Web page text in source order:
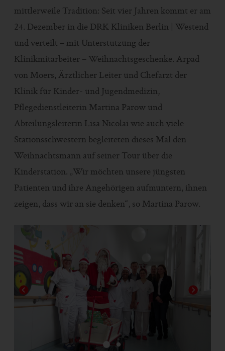
mittlerweile Tradition: Seit vier Jahren kommt er am
24. Dezember in die DRK Kliniken Berlin | Westend
und verteilt – mit Unterstützung der
Klinikmitarbeiter – Weihnachtsgeschenke. Arpad
von Moers, Ärztlicher Leiter und Chefarzt der
Klinik für Kinder- und Jugendmedizin,
Pflegedienstleiterin Martina Parow und
Abteilungsleiterin Lisa Nicolai wie auch viele
Stationsschwestern begleiteten dieses Mal den
Weihnachtsmann auf seiner Tour über die
Kinderstation. „Wir möchten unsere jüngsten
Patienten und ihre Angehörigen aufmuntern, ihnen
zeigen, dass wir an sie denken“, so Martina Parow.